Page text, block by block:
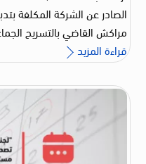
الصادر عن الشركة المكلفة
مراكش القاضي بالتسريح الجماعي
قراءة المزيد